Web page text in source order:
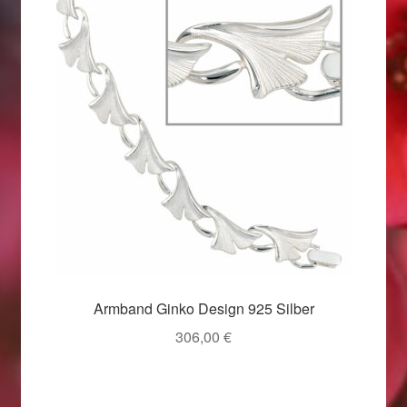
Valentinstag 2016
Valentinstag Geschenke
Vertrag widerrufen
Weihnachtsangebote 2017
Armband Ginko Design 925 Silber
306,00 €